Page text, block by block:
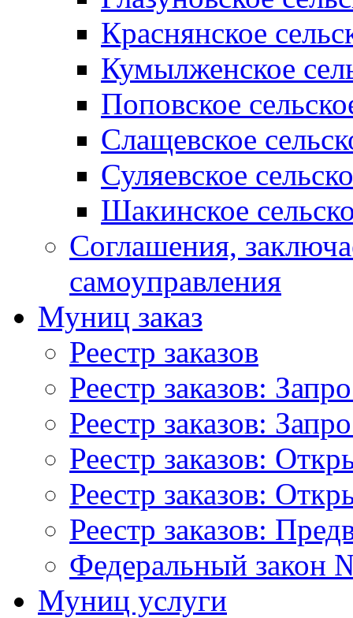
Краснянское
Кумылженское
Поповское
Слащевское
Суляевское
Шакинское
Соглашения,
самоуправления
Муниц заказ
Реестр заказов
Реестр заказов:
Реестр заказов:
Реестр заказов:
Реестр заказов:
Реестр заказов:
Федеральный закон
Муниц услуги